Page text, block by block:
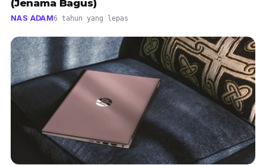
(Jenama Bagus)
NAS ADAM6 tahun yang lepas